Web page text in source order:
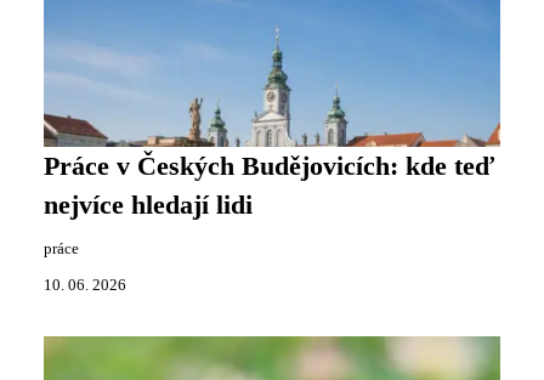
Práce v Českých Budějovicích: kde teď
nejvíce hledají lidi
práce
10. 06. 2026